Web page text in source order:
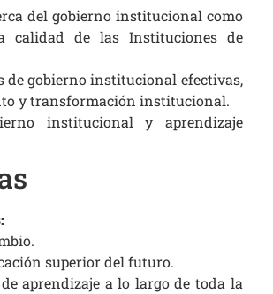
del gobierno institucional como
calidad de las Instituciones de
de gobierno institucional efectivas,
y transformación institucional.
institucional y aprendizaje
superior del futuro.
aprendizaje a lo largo de toda la